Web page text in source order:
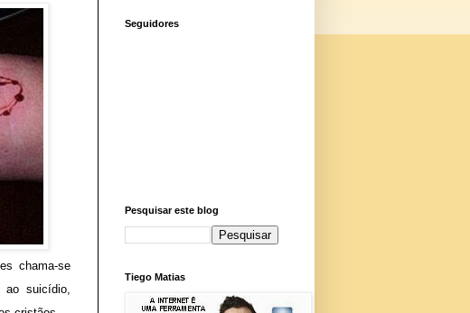
chama-se
ao suicídio,
Seguidores
Pesquisar este blog
Tiego Matias